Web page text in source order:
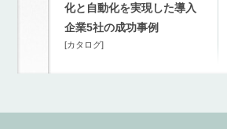
化と自動化を実現した導入
企業5社の成功事例
[カタログ]